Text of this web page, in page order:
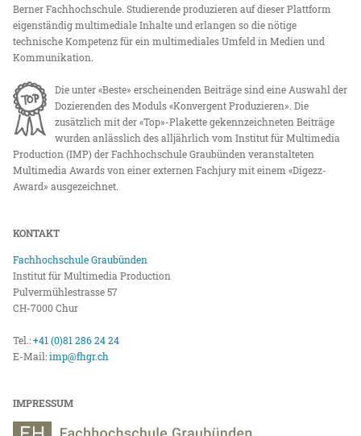
Berner Fachhochschule. Studierende produzieren auf dieser Plattform
eigenständig multimediale Inhalte und erlangen so die nötige
technische Kompetenz für ein multimediales Umfeld in Medien und
Kommunikation.
Die unter «Beste» erscheinenden Beiträge sind eine Auswahl der
Dozierenden des Moduls «Konvergent Produzieren». Die
zusätzlich mit der «Top»-Plakette gekennzeichneten Beiträge
wurden anlässlich des alljährlich vom Institut für Multimedia
Production (IMP) der Fachhochschule Graubünden veranstalteten
Multimedia Awards von einer externen Fachjury mit einem «Digezz-
Award» ausgezeichnet.
KONTAKT
Fachhochschule Graubünden
Institut für Multimedia Production
Pulvermühlestrasse 57
CH-7000 Chur
Tel.:+41 (0)81 286 24 24
E-Mail:imp@fhgr.ch
IMPRESSUM